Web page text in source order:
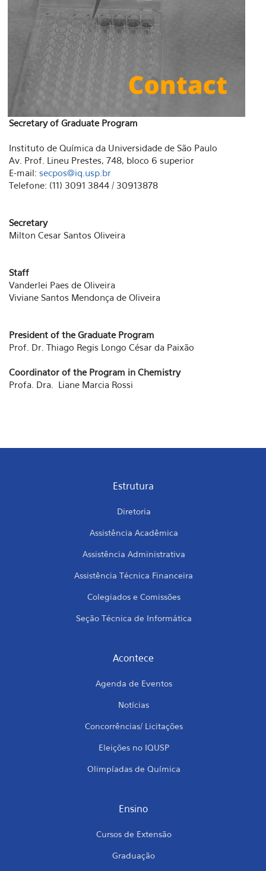
Secretary of Graduate Program
Instituto de Química da Universidade de São Paulo
Av. Prof. Lineu Prestes, 748, bloco 6 superior
E-mail: secpos@iq.usp.br
Telefone: (11) 3091 3844 / 30913878
Secretary
Milton Cesar Santos Oliveira
Staff
Vanderlei Paes de Oliveira
Viviane Santos Mendonça de Oliveira
President of the Graduate Program
Prof. Dr. Thiago Regis Longo César da Paixão
Coordinator of the Program in Chemistry
Profa. Dra. Liane Marcia Rossi
Estrutura
Diretoria
Assistência Acadêmica
Assistência Administrativa
Assistência Técnica Financeira
Colegiados e Comissões
Seção Técnica de Informática
Acontece
Agenda de Eventos
Notícias
Concorrências/ Licitações
Eleições no IQUSP
Olimpíadas de Química
Ensino
Cursos de Extensão
Graduação